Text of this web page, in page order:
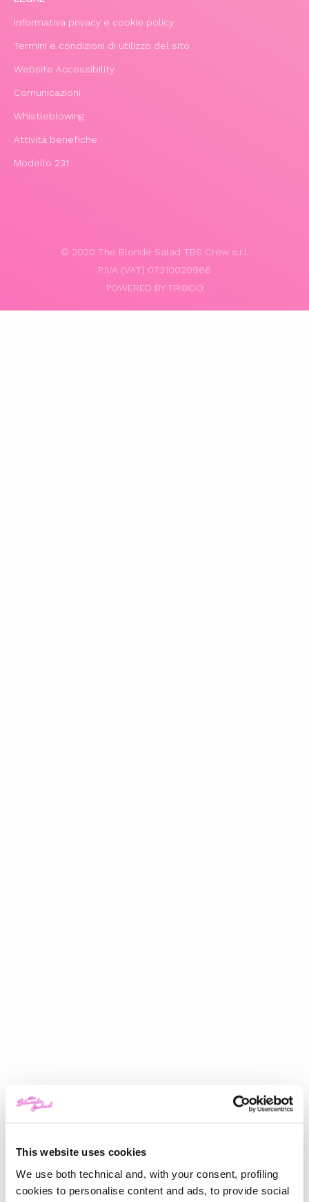
This website uses cookies
We use both technical and, with your consent, profiling
cookies to personalise content and ads, to provide social
Informativa privacy e cookie policy
Termini e condizioni di utilizzo del sito
Website Accessibility
Comunicazioni
Whistleblowing
Attività benefiche
Modello 231
© 2020 The Blonde Salad TBS Crew s.r.l.
P.IVA (VAT) 07310020966
POWERED BY TRIBOO